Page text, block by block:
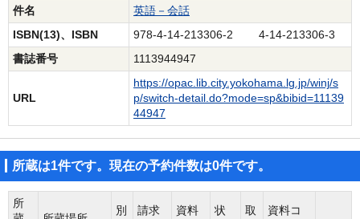
件名
英語－会話
ISBN(13)、ISBN
978-4-14-213306-2 4-14-213306-3
書誌番号
1113944947
URL
https://opac.lib.city.yokohama.lg.jp/winj/s
p/switch-detail.do?mode=sp&bibid=11139
44947
所蔵は1件です。現在の予約件数は0件です。
所
別 請求 資料 状 取 資料コ